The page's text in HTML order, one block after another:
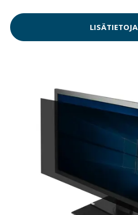
LISÄTIETOJA